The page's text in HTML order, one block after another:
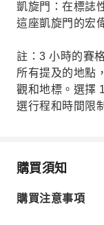
凱旋門：在標誌
這座凱旋門的宏
註：3 小時的賽
所有提及的地點
觀和地標。選擇
選行程和時間限
購買須知
購買注意事項